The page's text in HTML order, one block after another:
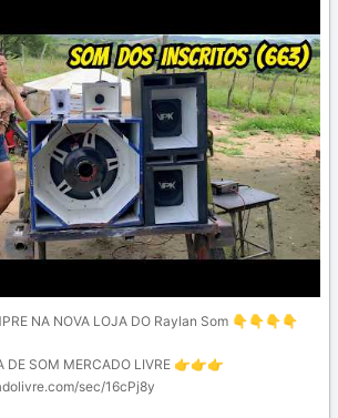
NA NOVA LOJA DO Raylan Som 👇 👇 👇 👇
DE SOM MERCADO LIVRE 👉👉👉
sec/16cPj8y